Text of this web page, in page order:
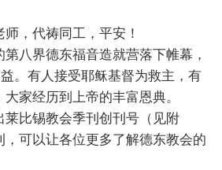
，代祷同工，平安！
八界德东福音造就营落下帷幕，
。有人接受耶稣基督为救主， 有
家经历到上帝的丰富恩典。
比锡教会季刊创刊号（见附
，可以让各位更多了解德东教会的